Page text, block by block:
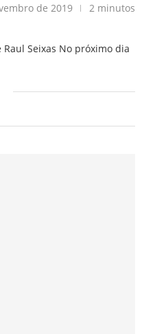
de 2019
2 minutos
Seixas No próximo dia